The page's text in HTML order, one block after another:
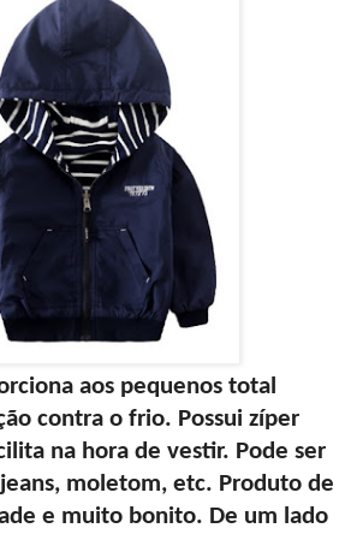
aos pequenos total
contra o frio. Possui zíper
na hora de vestir. Pode ser
moletom, etc. Produto de
e muito bonito. De um lado